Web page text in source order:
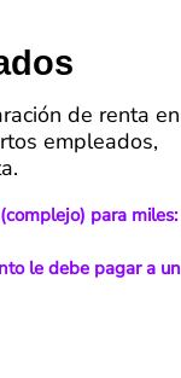
de renta en
empleados,
para miles:
le debe pagar a un